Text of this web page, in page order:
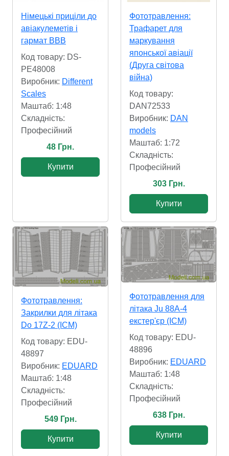
Німецькі приціли до
авіакулеметів і
гармат ВВВ
Код товару: DS-
PE48008
Виробник: Different
Scales
Маштаб: 1:48
Складність:
Професійний
48 Грн.
Купити
Фототравлення:
Трафарет для
маркування
японської авіації
(Друга світова
війна)
Код товару:
DAN72533
Виробник: DAN
models
Маштаб: 1:72
Складність:
Професійний
303 Грн.
Купити
Фототравлення:
Закрилки для літака
Do 17Z-2 (ICM)
Код товару: EDU-
48897
Виробник: EDUARD
Маштаб: 1:48
Складність:
Професійний
549 Грн.
Купити
Фототравлення для
літака Ju 88A-4
екстер'єр (ICM)
Код товару: EDU-
48896
Виробник: EDUARD
Маштаб: 1:48
Складність:
Професійний
638 Грн.
Купити